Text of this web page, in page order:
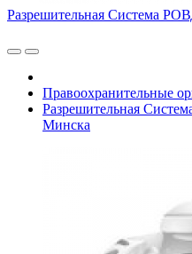
Разрешительная Система
Правоохранительные
Разрешительная
Минска